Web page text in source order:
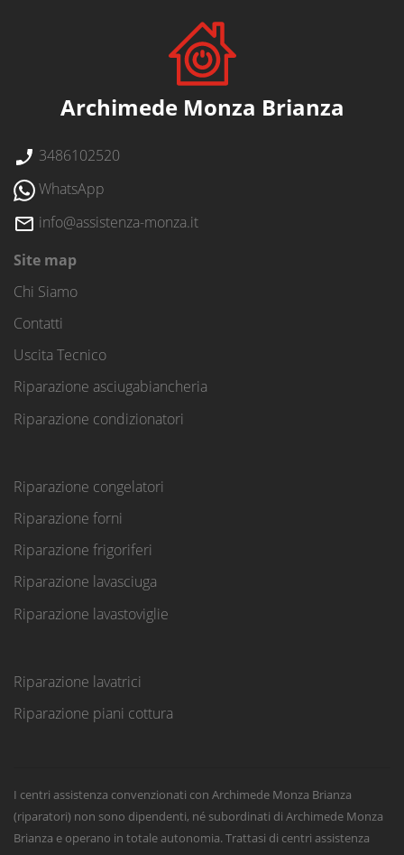
Archimede Monza Brianza
3486102520
WhatsApp
info@assistenza-monza.it
Site map
Chi Siamo
Contatti
Uscita Tecnico
Riparazione asciugabiancheria
Riparazione condizionatori
Riparazione congelatori
Riparazione forni
Riparazione frigoriferi
Riparazione lavasciuga
Riparazione lavastoviglie
Riparazione lavatrici
Riparazione piani cottura
I centri assistenza convenzionati con Archimede Monza Brianza
(riparatori) non sono dipendenti, né subordinati di Archimede Monza
Brianza e operano in totale autonomia. Trattasi di centri assistenza